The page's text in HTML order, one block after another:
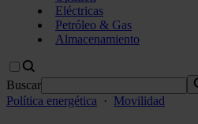
Eléctricas
Petróleo & Gas
Almacenamiento
Buscar
Política energética
· Movilidad